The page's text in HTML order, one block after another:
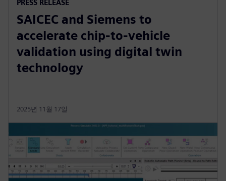
PRESS RELEASE
SAICEC and Siemens to
accelerate chip-to-vehicle
validation using digital twin
technology
2025년 11월 17일